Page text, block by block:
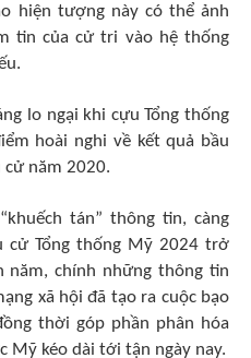
hiện tượng này có thể ảnh
tin của cử tri vào hệ thống
lo ngại khi cựu Tổng thống
hoài nghi về kết quả bầu
năm 2020.
tán” thông tin, càng
cử Tổng thống Mỹ 2024 trở
năm, chính những thông tin
xã hội đã tạo ra cuộc bạo
thời góp phần phân hóa
Mỹ kéo dài tới tận ngày nay.